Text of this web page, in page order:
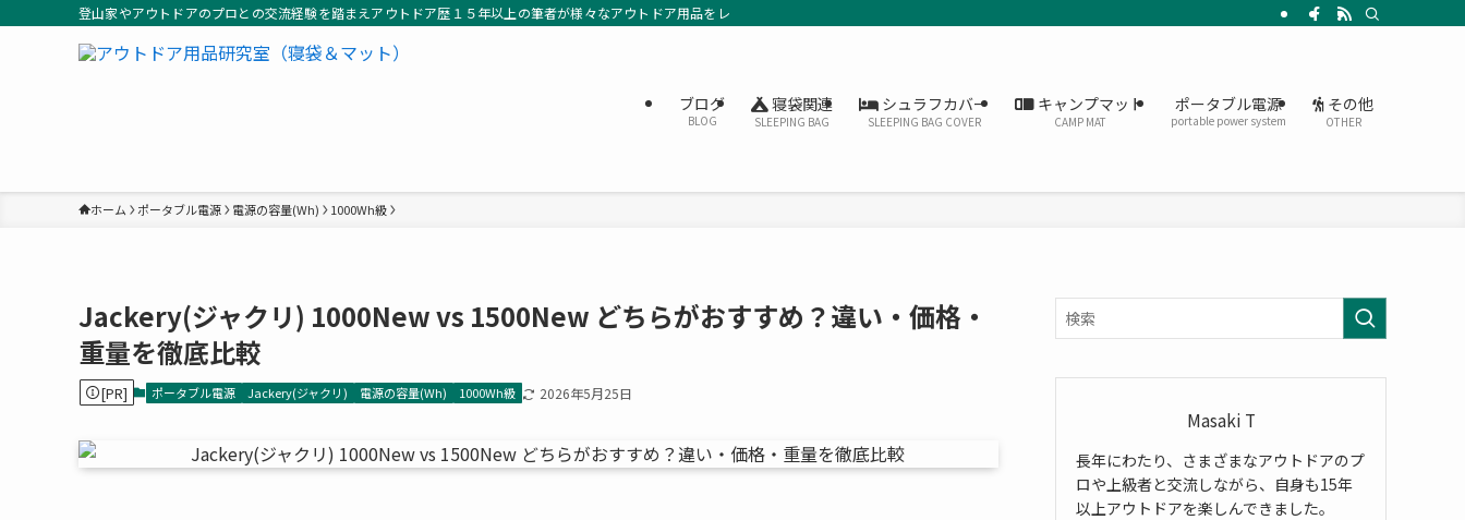
登山家やアウトドアのプロとの交流経験を踏まえアウトドア歴１５年以上の筆者が様々なアウトドア用品をレビューしています。
ブログ
BLOG
寝袋関連
SLEEPING BAG
シュラフカバー
SLEEPING BAG COVER
キャンプマット
CAMP MAT
ポータブル電源
portable power system
その他
OTHER
ホーム ポータブル電源 電源の容量(Wh) 1000Wh級
Jackery(ジャクリ) 1000New vs 1500New どちらがおすすめ？違い・価格・
重量を徹底比較
[PR] ポータブル電源 Jackery(ジャクリ) 電源の容量(Wh) 1000Wh級 2026年5月25日
Masaki T
長年にわたり、さまざまなアウトドアのプ
ロや上級者と交流しながら、自身も15年
以上アウトドアを楽しんできました。